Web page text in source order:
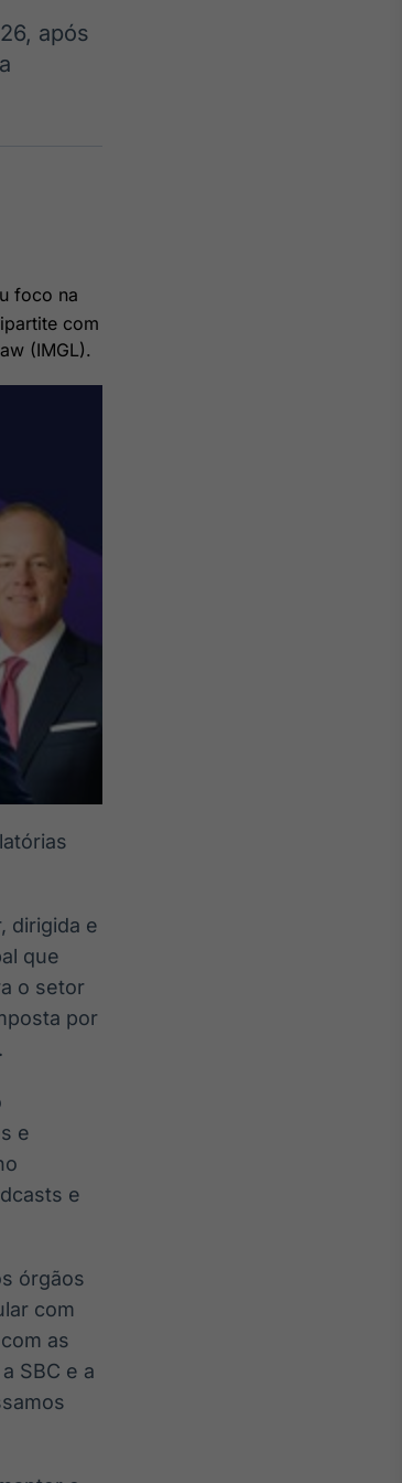
após
foco na
com
(IMGL).
dirigida e
que
o setor
por
e
e
órgãos
com
as
SBC e a